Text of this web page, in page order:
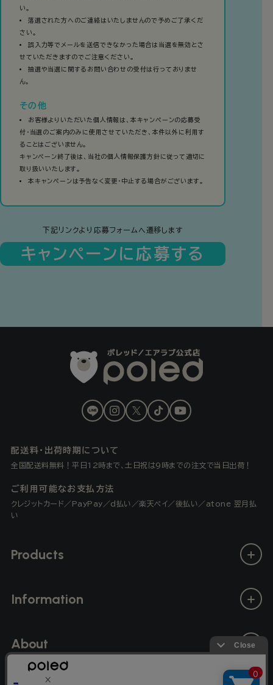
い。
落選された方へのご連絡はいたしませんので予めご了承くだ
さい。
誤入力等でメールを送信できなかった場合は当選を無効とさ
せていただきますのでご注意ください。
抽選や当選に関するお問い合わせの受付は行っておりませ
ん。
その他
お客様よりいただいた個人情報は、本キャンペーンの応募受
付・当選のご案内のみに使用させていただき、本件以外に利用す
ることはございません。
キャンペーン終了後は、当社の個人情報保護方針に従って適切に
取り扱いいたします。
本キャンペーンは予告なく変更・中止する場合がございます。
下記リンクより応募フォームへ遷移します
キャンペーンに応募する
LINEInstagram
X
TikTokYouTube
配送料・出荷時期について
全国配送料無料！平日12時まで、土日祝は9時までの注文で当日出荷！
ご利用可能なお支払方法
クレジットカード／PayPay／d払い／楽天ペイ／後払い／atone 翌月払
い
Products
Information
About